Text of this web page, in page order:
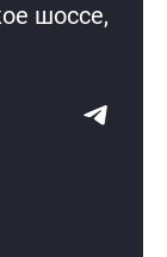
шоссе,